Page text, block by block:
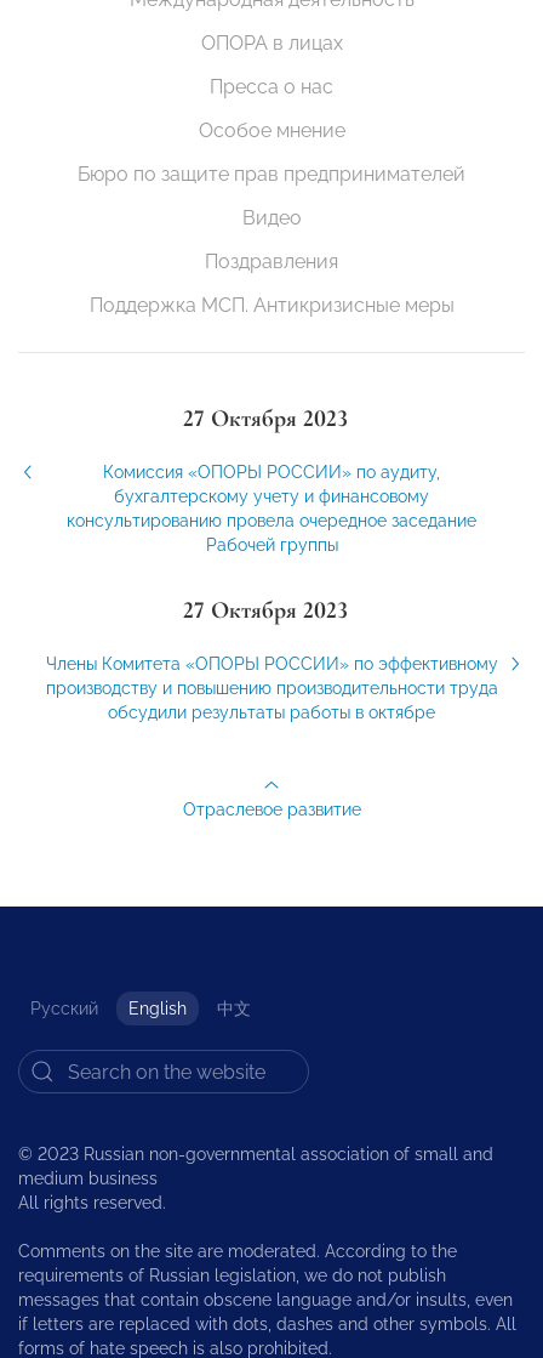
ОПОРА в лицах
Пресса о нас
Особое мнение
Бюро по защите прав предпринимателей
Видео
Поздравления
Поддержка МСП. Антикризисные меры
27 Октября 2023
Комиссия «ОПОРЫ РОССИИ» по аудиту,
бухгалтерскому учету и финансовому
консультированию провела очередное заседание
Рабочей группы
27 Октября 2023
Члены Комитета «ОПОРЫ РОССИИ» по эффективному
производству и повышению производительности труда
обсудили результаты работы в октябре
Отраслевое развитие
Русский English 中文
© 2023 Russian non-governmental association of small and
medium business
All rights reserved.
Comments on the site are moderated. According to the
requirements of Russian legislation, we do not publish
messages that contain obscene language and/or insults, even
if letters are replaced with dots, dashes and other symbols. All
forms of hate speech is also prohibited.